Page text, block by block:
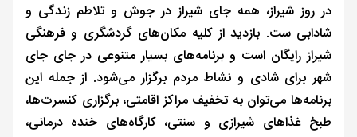
در روز شیراز، همه جای شیراز در جوش و تلاطم زندگی و
شادابی ست. بازدید از کلیه مکان‌های گردشگری و فرهنگی
شیراز رایگان است و برنامه‌های بسیار متنوعی در جای جای
شهر برای شادی و نشاط مردم برگزار می‌شود. از جمله این
برنامه‌ها می‌توان به تخفیف مراکز اقامتی، برگزاری کنسرت‌ها،
طبخ غذاهای شیرازی و سنتی، کارگاه‌های خنده درمانی،